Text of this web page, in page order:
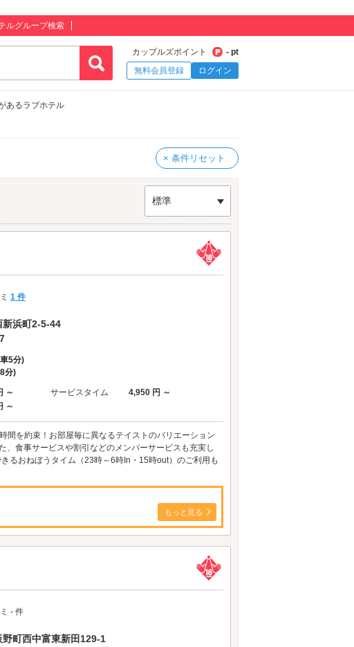
ルグループ検索
カップルズポイント
- pt
無料会員登録
ログイン
あるラブホテル
× 条件リセット
標準
1 件
新浜町2-5-44
5分)
分)
～ サービスタイム
4,950 円 ～
～
間を約束！お部屋毎に異なるテイストのバリエーション
食事サービスや割引などのメンバーサービスも充実し
るおねぼうタイム（23時～6時In・15時out）のご利用も
もっと見る
- 件
町西中富東新田129-1